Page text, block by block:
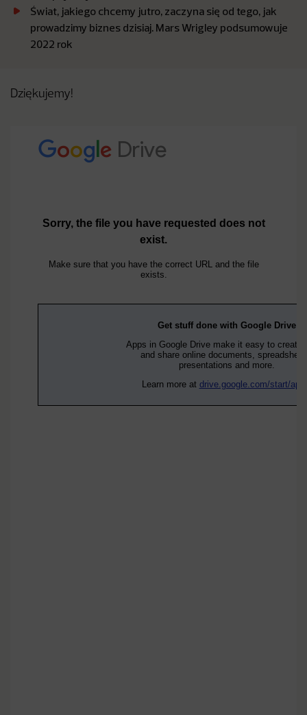
Świat, jakiego chcemy jutro, zaczyna się od tego, jak
prowadzimy biznes dzisiaj. Mars Wrigley podsumowuje
2022 rok
Dziękujemy!